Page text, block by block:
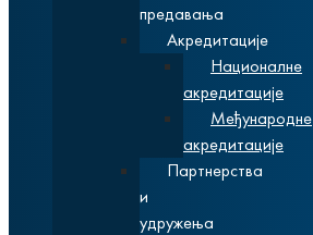
предавања
Акредитације
Националне
акредитације
Међународне
акредитације
Партнерства
и
удружења